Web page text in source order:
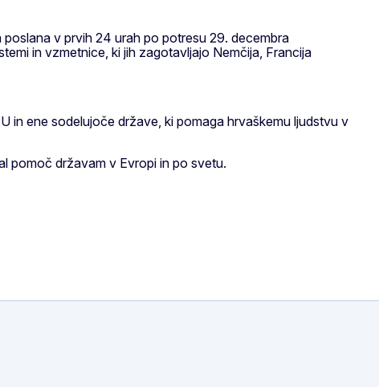
v prvih 24 urah po potresu 29. decembra
in vzmetnice, ki jih zagotavljajo Nemčija, Francija
in ene sodelujoče države, ki pomaga hrvaškemu ljudstvu v
pomoč državam v Evropi in po svetu.